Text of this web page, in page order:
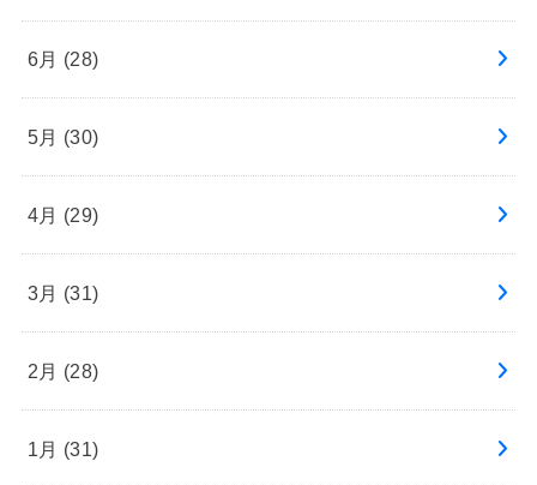
6月 (28)
5月 (30)
4月 (29)
3月 (31)
2月 (28)
1月 (31)